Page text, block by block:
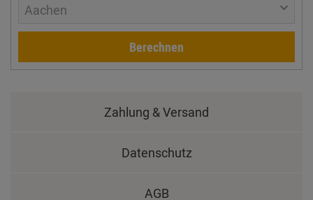
Aachen
Berechnen
Zahlung & Versand
Datenschutz
AGB